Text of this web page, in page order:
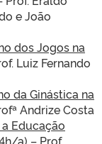
e João
dos Jogos na
Luiz Fernando
da Ginástica na
Andrize Costa
Educação
a) – Prof.